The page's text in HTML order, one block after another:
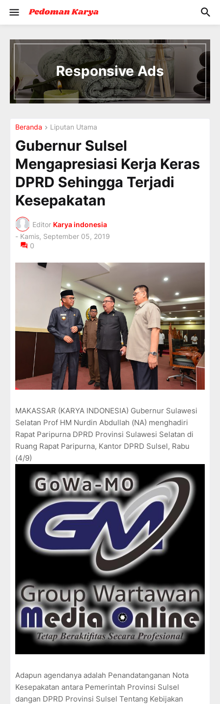
o
d
Responsive Ads
Beranda Liputan Utama
Gubernur Sulsel
Mengapresiasi Kerja Keras
DPRD Sehingga Terjadi
Kesepakatan
Editor Karya indonesia
- Kamis, September 05, 2019
0
MAKASSAR (KARYA INDONESIA) Gubernur Sulawesi
Selatan Prof HM Nurdin Abdullah (NA) menghadiri
Rapat Paripurna DPRD Provinsi Sulawesi Selatan di
Ruang Rapat Paripurna, Kantor DPRD Sulsel, Rabu
(4/9)
Adapun agendanya adalah Penandatanganan Nota
Kesepakatan antara Pemerintah Provinsi Sulsel
dangan DPRD Provinsi Sulsel Tentang Kebijakan